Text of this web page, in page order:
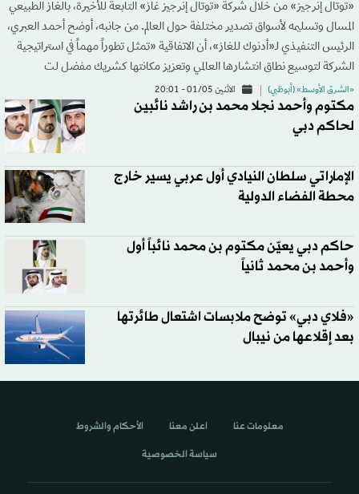
«توتال إنرجيز» من خلال شركة «توتال إنرجيز غاز» التابعة للأخيرة، بالغاز الطبيعي
المسال وتسليمه لأسواق تصدير مختلفة حول العالم. من جانبه، أوضح أحمد العبري،
الرئيس التنفيذي لـ«أدنوك للغاز»، أن الاتفاقية «تمثل تطوراً مهماً في استراتيجية
الشركة لتوسيع نطاق انتشارها العالمي وتعزيز مكانتها كشريك مفضل لت
«الشرق الأوسط» (أبوظبي) الاثنين 01/05 - 20:01
مكتوم وأحمد نجلا محمد بن راشد نائبين
لحاكم دبي
الإماراتي سلطان النيادي أول عربي يسير خارج
محطة الفضاء الدولية
حاكم دبي يعيّن مكتوم بن محمد نائباً أول
وأحمد بن محمد ثانياً
«فلاي دبي» توضح ملابسات اشتعال طائرتها
بعد إقلاعها من نيبال
معلومات عنا اعلن معنا الأحكام والشروط
سياسة الخصوصية